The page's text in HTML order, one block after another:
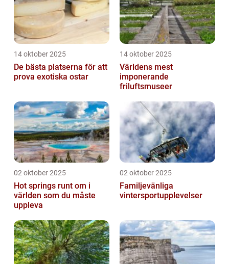
14 oktober 2025
De bästa platserna för att
prova exotiska ostar
14 oktober 2025
Världens mest
imponerande
friluftsmuseer
02 oktober 2025
Hot springs runt om i
världen som du måste
uppleva
02 oktober 2025
Familjevänliga
vintersportupplevelser